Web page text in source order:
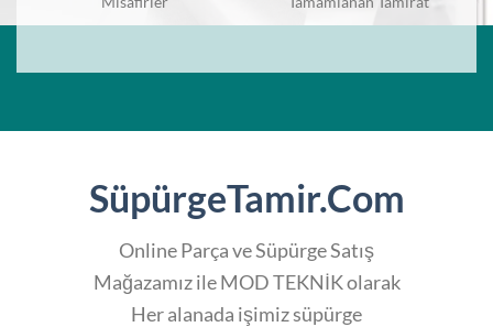
SüpürgeTamir.Com
Online Parça ve Süpürge Satış
Mağazamız ile MOD TEKNİK olarak
Her alanada işimiz süpürge